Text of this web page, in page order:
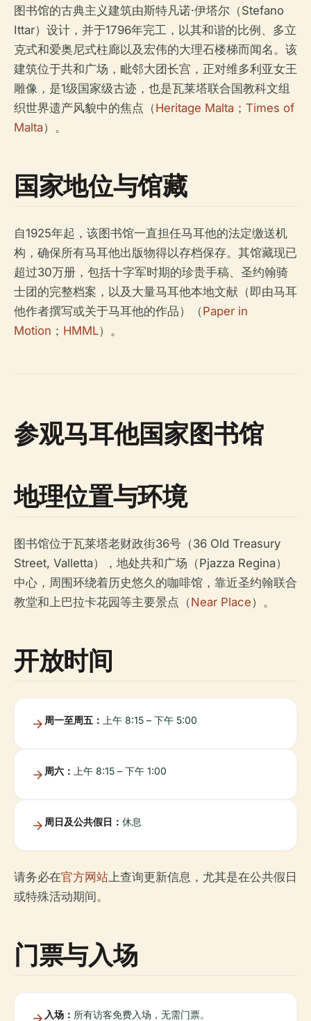
图书馆的古典主义建筑由斯特凡诺·伊塔尔（Stefano
Ittar）设计，并于1796年完工，以其和谐的比例、多立
克式和爱奥尼式柱廊以及宏伟的大理石楼梯而闻名。该
建筑位于共和广场，毗邻大团长宫，正对维多利亚女王
雕像，是1级国家级古迹，也是瓦莱塔联合国教科文组
织世界遗产风貌中的焦点（Heritage Malta ； Times of
Malta）。
国家地位与馆藏
自1925年起，该图书馆一直担任马耳他的法定缴送机
构，确保所有马耳他出版物得以存档保存。其馆藏现已
超过30万册，包括十字军时期的珍贵手稿、圣约翰骑
士团的完整档案，以及大量马耳他本地文献（即由马耳
他作者撰写或关于马耳他的作品）（Paper in
Motion ； HMML）。
参观马耳他国家图书馆
地理位置与环境
图书馆位于瓦莱塔老财政街36号（36 Old Treasury
Street, Valletta），地处共和广场（Pjazza Regina）
中心，周围环绕着历史悠久的咖啡馆，靠近圣约翰联合
教堂和上巴拉卡花园等主要景点（Near Place）。
开放时间
周一至周五： 上午 8:15 – 下午 5:00
周六： 上午 8:15 – 下午 1:00
周日及公共假日： 休息
请务必在官方网站 上查询更新信息，尤其是在公共假日
或特殊活动期间。
门票与入场
入场： 所有访客免费入场，无需门票。